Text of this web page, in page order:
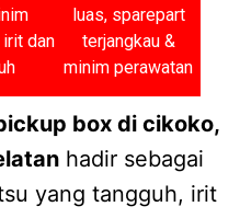
dan
luas, sparepart
terjangkau &
minim perawatan
box di cikoko,
hadir sebagai
yang tangguh, irit